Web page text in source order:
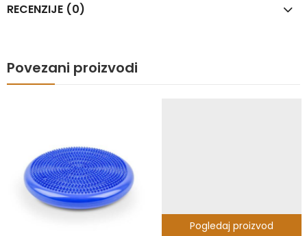
RECENZIJE (0)
Povezani proizvodi
Pogledaj proizvod